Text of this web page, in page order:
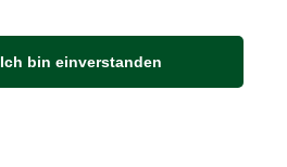
Ich bin einverstanden